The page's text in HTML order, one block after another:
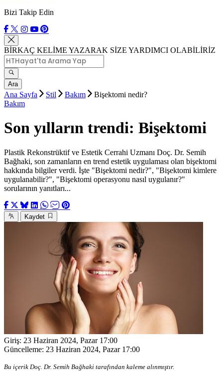
Bizi Takip Edin
BİRKAÇ KELİME YAZARAK SİZE YARDIMCI OLABİLİRİZ
Ara
Ana Sayfa Stil Bakım
Bişektomi nedir?
Bakım
Son yılların trendi: Bişektomi
Plastik Rekonstrüktif ve Estetik Cerrahi Uzmanı Doç. Dr. Semih
Bağhaki, son zamanların en trend estetik uygulaması olan bişektomi
hakkında bilgiler verdi. İşte "Bişektomi nedir?", "Bişektomi kimlere
uygulanabilir?", "Bişektomi operasyonu nasıl uygulanır?"
sorularının yanıtları...
Kaydet
Giriş: 23 Haziran 2024, Pazar 17:00
Güncelleme: 23 Haziran 2024, Pazar 17:00
Bu içerik Doç. Dr. Semih Bağhaki tarafından kaleme alınmıştır.